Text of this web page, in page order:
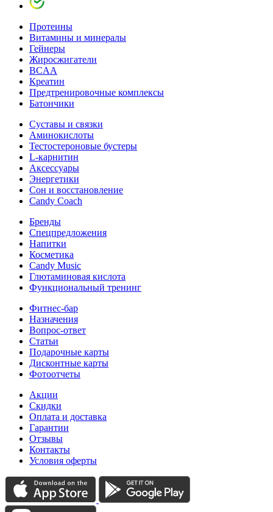
Протеины
Витамины и минералы
Гейнеры
Жиросжигатели
BCAA
Креатин
Предтренировочные комплексы
Батончики
Суставы и связки
Аминокислоты
Тестостероновые бустеры
L-карнитин
Аксессуары
Энергетики
Сон и восстановление
Candy Coach
Бренды
Спецпредложения
Напитки
Косметика
Candy Music
Глютаминовая кислота
Функциональный тренинг
Фитнес-бар
Назначения
Вопрос-ответ
Статьи
Подарочные карты
Дисконтные карты
Фотоотчеты
Акции
Скидки
Оплата и доставка
Гарантии
Отзывы
Контакты
Условия оферты